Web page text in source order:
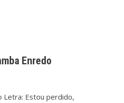
Enredo
Letra: Estou perdido,